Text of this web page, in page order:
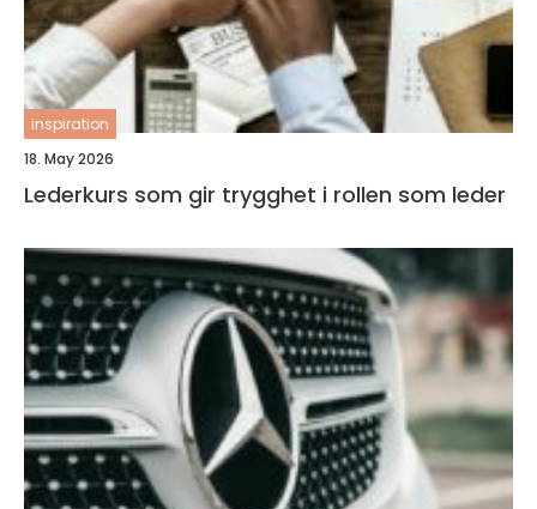
inspiration
18. May 2026
Lederkurs som gir trygghet i rollen som leder